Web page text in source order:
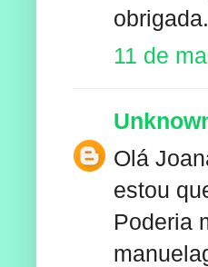
11 de
Olá
estou
Poderia